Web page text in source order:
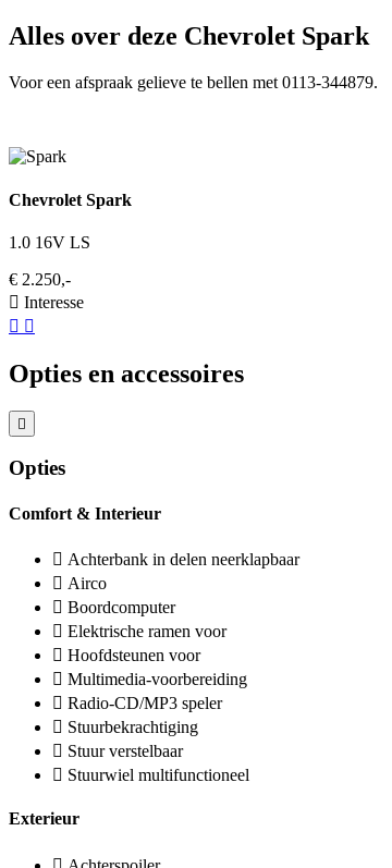
Alles over deze Chevrolet Spark
Voor een afspraak gelieve te bellen met 0113-344879.
Chevrolet Spark
1.0 16V LS
€ 2.250,-
Interesse
Opties en accessoires
Opties
Comfort & Interieur
Achterbank in delen neerklapbaar
Airco
Boordcomputer
Elektrische ramen voor
Hoofdsteunen voor
Multimedia-voorbereiding
Radio-CD/MP3 speler
Stuurbekrachtiging
Stuur verstelbaar
Stuurwiel multifunctioneel
Exterieur